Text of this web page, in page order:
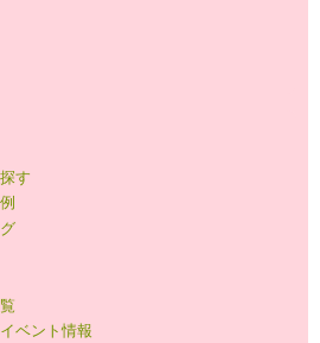
す
ベント情報